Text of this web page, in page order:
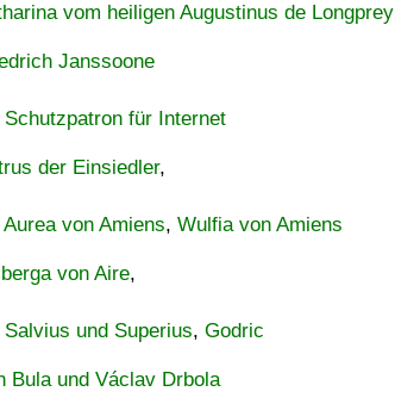
vom heiligen Augustinus de Longprey
Janssoone
Schutzpatron für Internet
der Einsiedler,
Aurea von Amiens, Wulfia von Amiens
von Aire,
Salvius und Superius, Godric
Bula und Václav Drbola